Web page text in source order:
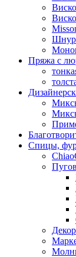
Пряжа с
Спицы,
Декор